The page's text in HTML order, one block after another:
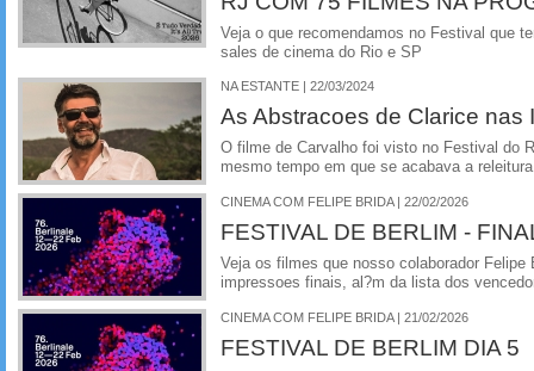
Veja o que recomendamos no Festival que
sales de cinema do Rio e SP
NA ESTANTE | 22/03/2024
As Abstracoes de Clarice nas
O filme de Carvalho foi visto no Festival do
mesmo tempo em que se acabava a
CINEMA COM FELIPE BRIDA | 22/02/2026
FESTIVAL DE BERLIM -
Veja os filmes que nosso colaborador
impressoes finais, al?m da lista dos
CINEMA COM FELIPE BRIDA | 21/02/2026
FESTIVAL DE BERLIM DIA 5